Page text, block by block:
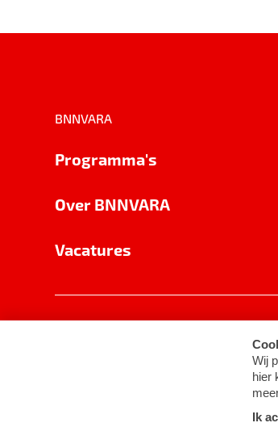
BNNVARA
Programma's
Over BNNVARA
Vacatures
Cookie-instellingen